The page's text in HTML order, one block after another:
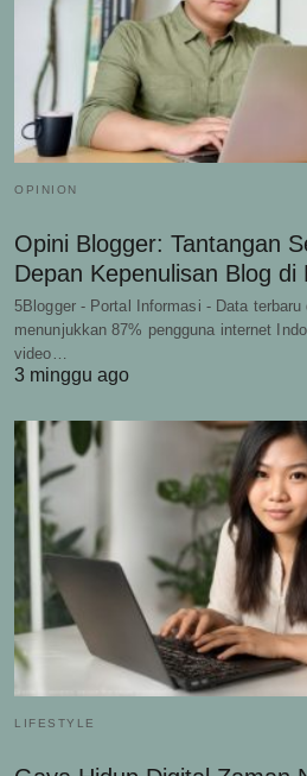
OPINION
Opini Blogger: Tantangan
Depan Kepenulisan Blog di
5Blogger - Portal Informasi - Data
menunjukkan 87% pengguna internet
video…
3 minggu ago
LIFESTYLE